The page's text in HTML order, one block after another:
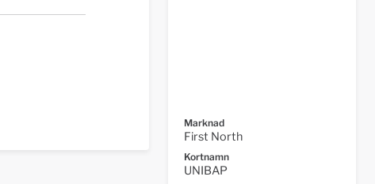
Marknad
First North
Kortnamn
UNIBAP